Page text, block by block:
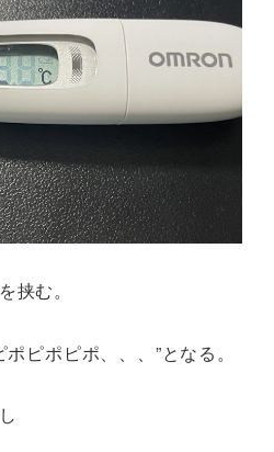
挟む。
ピポピポ、、、”となる。